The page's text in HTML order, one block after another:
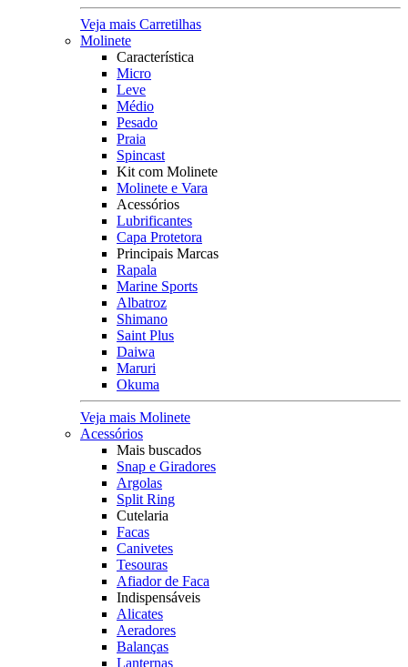
Veja mais Carretilhas
Molinete
Característica
Micro
Leve
Médio
Pesado
Praia
Spincast
Kit com Molinete
Molinete e Vara
Acessórios
Lubrificantes
Capa Protetora
Principais Marcas
Rapala
Marine Sports
Albatroz
Shimano
Saint Plus
Daiwa
Maruri
Okuma
Veja mais Molinete
Acessórios
Mais buscados
Snap e Giradores
Argolas
Split Ring
Cutelaria
Facas
Canivetes
Tesouras
Afiador de Faca
Indispensáveis
Alicates
Aeradores
Balanças
Lanternas